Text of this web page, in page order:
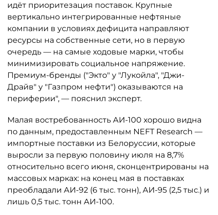
идёт приоритезация поставок. Крупные
вертикально интегрированные нефтяные
компании в условиях дефицита направляют
ресурсы на собственные сети, но в первую
очередь — на самые ходовые марки, чтобы
минимизировать социальное напряжение.
Премиум-бренды ("Экто" у "Лукойла", "Джи-
Драйв" у "Газпром нефти") оказываются на
периферии", — пояснил эксперт.
Малая востребованность АИ-100 хорошо видна
по данным, предоставленным NEFT Research —
импортные поставки из Белоруссии, которые
выросли за первую половину июля на 8,7%
относительно всего июня, сконцентрированы на
массовых марках: на конец мая в поставках
преобладали АИ-92 (6 тыс. тонн), АИ-95 (2,5 тыс.) и
лишь 0,5 тыс. тонн АИ-100.